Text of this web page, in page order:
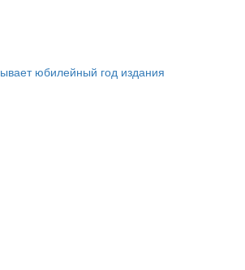
юбилейный год издания